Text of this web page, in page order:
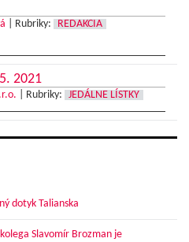
Rubriky:
REDAKCIA
2021
Rubriky: JEDÁLNE LÍSTKY
dotyk Talianska
Slavomír Brozman je